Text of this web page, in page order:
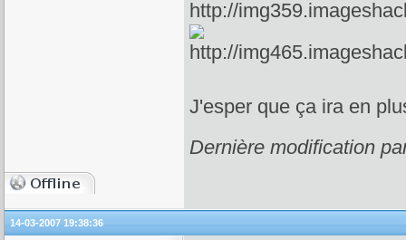
J'esper que ça ira en
Dernière modification
14-03-2007 19:38:36